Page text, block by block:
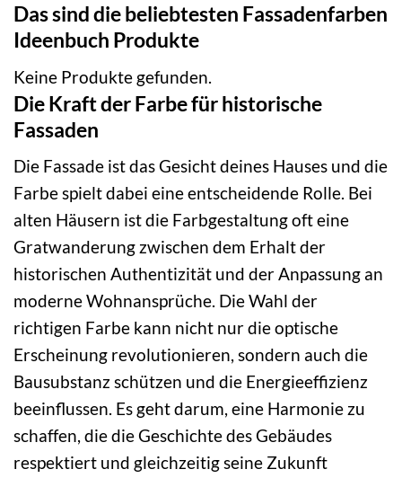
Das sind die beliebtesten Fassadenfarben
Ideenbuch Produkte
Keine Produkte gefunden.
Die Kraft der Farbe für historische
Fassaden
Die Fassade ist das Gesicht deines Hauses und die
Farbe spielt dabei eine entscheidende Rolle. Bei
alten Häusern ist die Farbgestaltung oft eine
Gratwanderung zwischen dem Erhalt der
historischen Authentizität und der Anpassung an
moderne Wohnansprüche. Die Wahl der
richtigen Farbe kann nicht nur die optische
Erscheinung revolutionieren, sondern auch die
Bausubstanz schützen und die Energieeffizienz
beeinflussen. Es geht darum, eine Harmonie zu
schaffen, die die Geschichte des Gebäudes
respektiert und gleichzeitig seine Zukunft